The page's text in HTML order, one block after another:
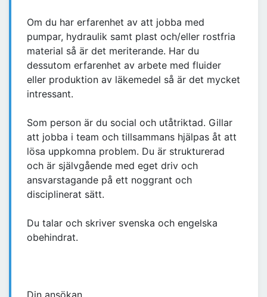
Om du har erfarenhet av att jobba med
pumpar, hydraulik samt plast och/eller rostfria
material så är det meriterande. Har du
dessutom erfarenhet av arbete med fluider
eller produktion av läkemedel så är det mycket
intressant.
Som person är du social och utåtriktad. Gillar
att jobba i team och tillsammans hjälpas åt att
lösa uppkomna problem. Du är strukturerad
och är självgående med eget driv och
ansvarstagande på ett noggrant och
disciplinerat sätt.
Du talar och skriver svenska och engelska
obehindrat.